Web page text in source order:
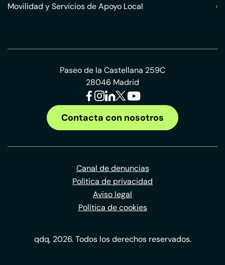
Movilidad y Servicios de Apoyo Local
›
Paseo de la Castellana 259C
28046 Madrid
Contacta con nosotros
Canal de denuncias
Política de privacidad
Aviso legal
Política de cookies
qdq, 2026. Todos los derechos reservados.